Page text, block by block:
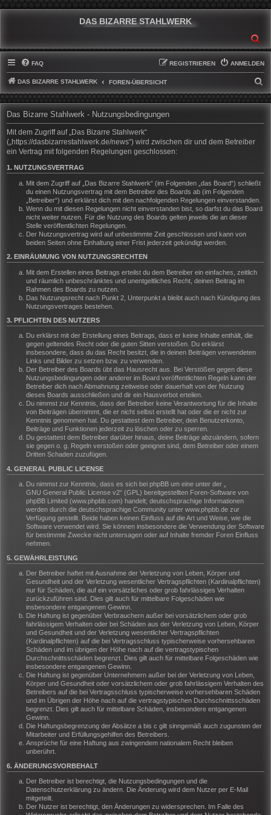
DAS BIZARRE STAHLWERK
FAQ ANMELDEN
REGISTRIEREN
DAS BIZARRE STAHLWERK FOREN-ÜBERSICHT
U
H
Das Bizarre Stahlwerk - Nutzungsbedingungen
Mit dem Zugriff auf „Das Bizarre Stahlwerk“
(„https://dasbizarrestahlwerk.de/news“) wird zwischen dir und dem Betreiber
ein Vertrag mit folgenden Regelungen geschlossen:
1. NUTZUNGSVERTRAG
Mit dem Zugriff auf „Das Bizarre Stahlwerk“ (im Folgenden „das Board“) schließt
du einen Nutzungsvertrag mit dem Betreiber des Boards ab (im Folgenden
„Betreiber“) und erklärst dich mit den nachfolgenden Regelungen einverstanden.
Wenn du mit diesen Regelungen nicht einverstanden bist, so darfst du das Board
nicht weiter nutzen. Für die Nutzung des Boards gelten jeweils die an dieser
Stelle veröffentlichten Regelungen.
Der Nutzungsvertrag wird auf unbestimmte Zeit geschlossen und kann von
beiden Seiten ohne Einhaltung einer Frist jederzeit gekündigt werden.
2. EINRÄUMUNG VON NUTZUNGSRECHTEN
Mit dem Erstellen eines Beitrags erteilst du dem Betreiber ein einfaches, zeitlich
und räumlich unbeschränktes und unentgeltliches Recht, deinen Beitrag im
Rahmen des Boards zu nutzen.
Das Nutzungsrecht nach Punkt 2, Unterpunkt a bleibt auch nach Kündigung des
Nutzungsvertrages bestehen.
3. PFLICHTEN DES NUTZERS
Du erklärst mit der Erstellung eines Beitrags, dass er keine Inhalte enthält, die
gegen geltendes Recht oder die guten Sitten verstoßen. Du erklärst
insbesondere, dass du das Recht besitzt, die in deinen Beiträgen verwendeten
Links und Bilder zu setzen bzw. zu verwenden.
Der Betreiber des Boards übt das Hausrecht aus. Bei Verstößen gegen diese
Nutzungsbedingungen oder anderer im Board veröffentlichten Regeln kann der
Betreiber dich nach Abmahnung zeitweise oder dauerhaft von der Nutzung
dieses Boards ausschließen und dir ein Hausverbot erteilen.
Du nimmst zur Kenntnis, dass der Betreiber keine Verantwortung für die Inhalte
von Beiträgen übernimmt, die er nicht selbst erstellt hat oder die er nicht zur
Kenntnis genommen hat. Du gestattest dem Betreiber, dein Benutzerkonto,
Beiträge und Funktionen jederzeit zu löschen oder zu sperren.
Du gestattest dem Betreiber darüber hinaus, deine Beiträge abzuändern, sofern
sie gegen o. g. Regeln verstoßen oder geeignet sind, dem Betreiber oder einem
Dritten Schaden zuzufügen.
4. GENERAL PUBLIC LICENSE
Du nimmst zur Kenntnis, dass es sich bei phpBB um eine unter der „
GNU General Public License v2“ (GPL) bereitgestellten Foren-Software von
phpBB Limited (www.phpbb.com) handelt; deutschsprachige Informationen
werden durch die deutschsprachige Community unter www.phpbb.de zur
Verfügung gestellt. Beide haben keinen Einfluss auf die Art und Weise, wie die
Software verwendet wird. Sie können insbesondere die Verwendung der Software
für bestimmte Zwecke nicht untersagen oder auf Inhalte fremder Foren Einfluss
nehmen.
5. GEWÄHRLEISTUNG
Der Betreiber haftet mit Ausnahme der Verletzung von Leben, Körper und
Gesundheit und der Verletzung wesentlicher Vertragspflichten (Kardinalpflichten)
nur für Schäden, die auf ein vorsätzliches oder grob fahrlässiges Verhalten
zurückzuführen sind. Dies gilt auch für mittelbare Folgeschäden wie
insbesondere entgangenen Gewinn.
Die Haftung ist gegenüber Verbrauchern außer bei vorsätzlichem oder grob
fahrlässigem Verhalten oder bei Schäden aus der Verletzung von Leben, Körper
und Gesundheit und der Verletzung wesentlicher Vertragspflichten
(Kardinalpflichten) auf die bei Vertragsschluss typischerweise vorhersehbaren
Schäden und im übrigen der Höhe nach auf die vertragstypischen
Durchschnittsschäden begrenzt. Dies gilt auch für mittelbare Folgeschäden wie
insbesondere entgangenen Gewinn.
Die Haftung ist gegenüber Unternehmern außer bei der Verletzung von Leben,
Körper und Gesundheit oder vorsätzlichem oder grob fahrlässigem Verhalten des
Betreibers auf die bei Vertragsschluss typischerweise vorhersehbaren Schäden
und im Übrigen der Höhe nach auf die vertragstypischen Durchschnittsschäden
begrenzt. Dies gilt auch für mittelbare Schäden, insbesondere entgangenen
Gewinn.
Die Haftungsbegrenzung der Absätze a bis c gilt sinngemäß auch zugunsten der
Mitarbeiter und Erfüllungsgehilfen des Betreibers.
Ansprüche für eine Haftung aus zwingendem nationalem Recht bleiben
unberührt.
6. ÄNDERUNGSVORBEHALT
Der Betreiber ist berechtigt, die Nutzungsbedingungen und die
Datenschutzerklärung zu ändern. Die Änderung wird dem Nutzer per E-Mail
mitgeteilt.
Der Nutzer ist berechtigt, den Änderungen zu widersprechen. Im Falle des